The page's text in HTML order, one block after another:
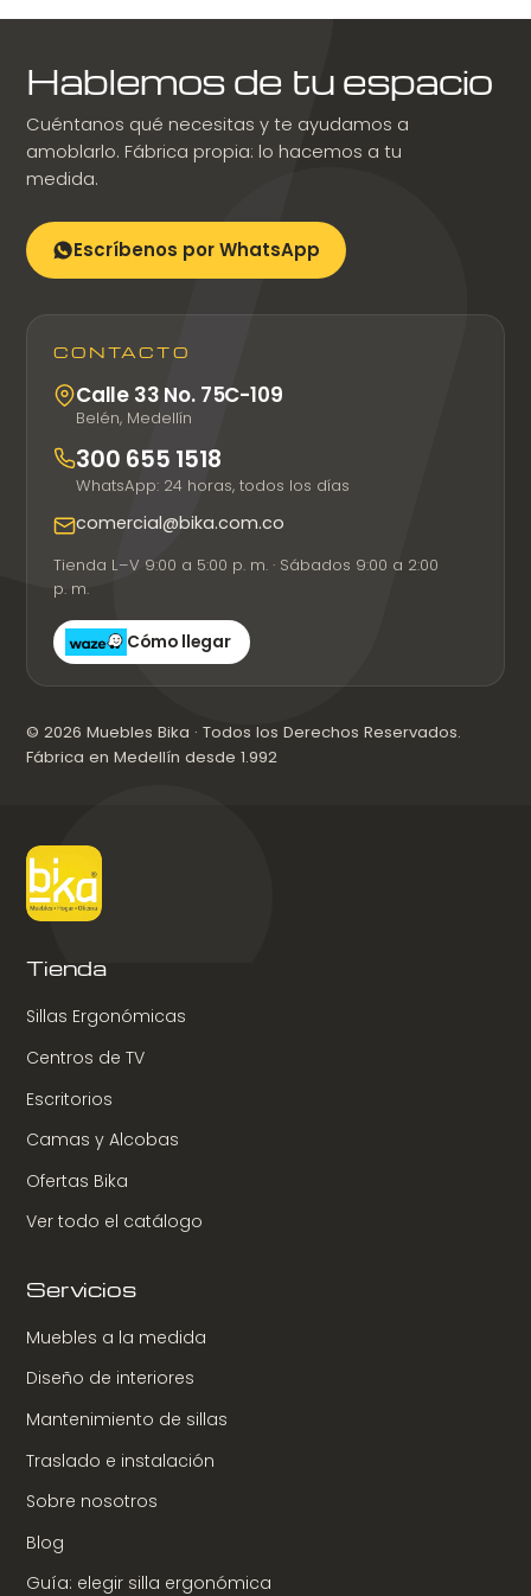
Hablemos de tu espacio
Cuéntanos qué necesitas y te ayudamos a
amoblarlo. Fábrica propia: lo hacemos a tu
medida.
Escríbenos por WhatsApp
CONTACTO
Calle 33 No. 75C-109
Belén, Medellín
300 655 1518
WhatsApp: 24 horas, todos los días
comercial@bika.com.co
Tienda L–V 9:00 a 5:00 p. m. · Sábados 9:00 a 2:00
p. m.
Cómo llegar
© 2026 Muebles Bika · Todos los Derechos Reservados.
Fábrica en Medellín desde 1.992
Tienda
Sillas Ergonómicas
Centros de TV
Escritorios
Camas y Alcobas
Ofertas Bika
Ver todo el catálogo
Servicios
Muebles a la medida
Diseño de interiores
Mantenimiento de sillas
Traslado e instalación
Sobre nosotros
Blog
Guía: elegir silla ergonómica